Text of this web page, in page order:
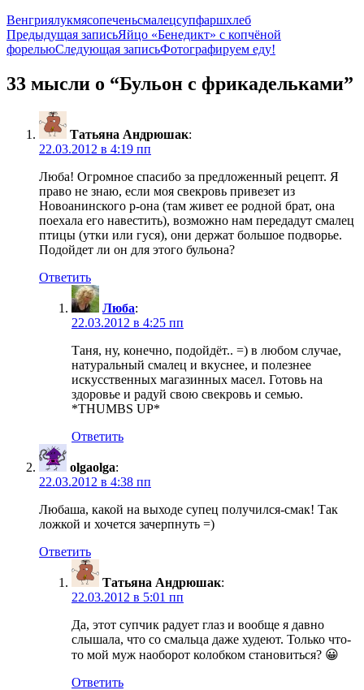
Венгриялукмясопеченьсмалецсупфаршхлеб
Навигация
по
записям
Предыдущая записьЯйцо «Бенедикт» с копчёной
форельюСледующая записьФотографируем еду!
33 мысли о “Бульон с фрикадельками”
Татьяна Андрюшак:
22.03.2012 в 4:19 пп
Люба! Огромное спасибо за предложенный рецепт. Я
право не знаю, если моя свекровь привезет из
Новоанинского р-она (там живет ее родной брат, она
поехала его навестить), возможно нам передадут смалец
птицы (утки или гуся), они держат большое подворье.
Подойдет ли он для этого бульона?
Ответить
Люба:
22.03.2012 в 4:25 пп
Таня, ну, конечно, подойдёт.. =) в любом случае,
натуральный смалец и вкуснее, и полезнее
искусственных магазинных масел. Готовь на
здоровье и радуй свою свекровь и семью.
*THUMBS UP*
Ответить
olgaolga:
22.03.2012 в 4:38 пп
Любаша, какой на выходе супец получился-смак! Так
ложкой и хочется зачерпнуть =)
Ответить
Татьяна Андрюшак:
22.03.2012 в 5:01 пп
Да, этот супчик радует глаз и вообще я давно
слышала, что со смальца даже худеют. Только что-
то мой муж наоборот колобком становиться? 😀
Ответить